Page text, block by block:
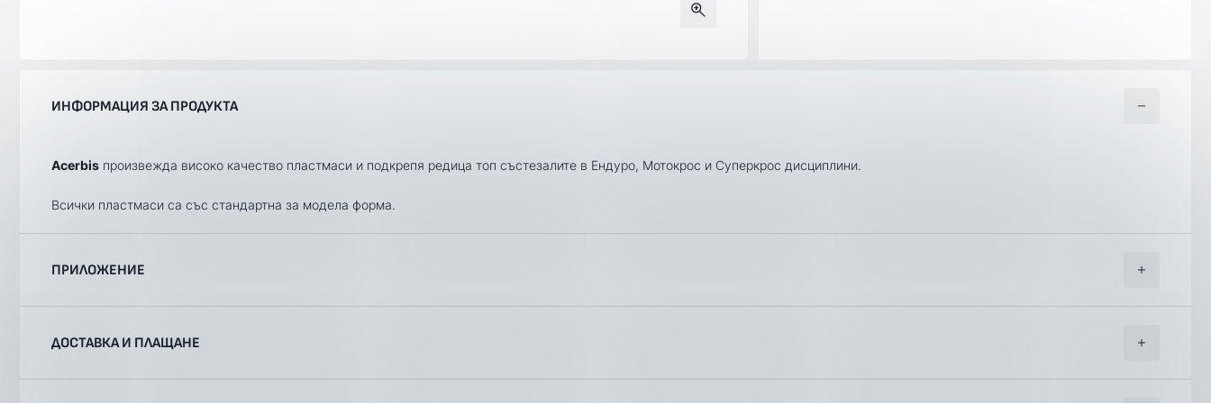
ИНФОРМАЦИЯ ЗА ПРОДУКТА
Acerbis произвежда високо качество пластмаси и подкрепя редица топ състезалите в Ендуро, Мотокрос и Суперкрос дисциплини.
Всички пластмаси са със стандартна за модела форма.
ПРИЛОЖЕНИЕ
Категория
ДОСТАВКА И ПЛАЩАНЕ